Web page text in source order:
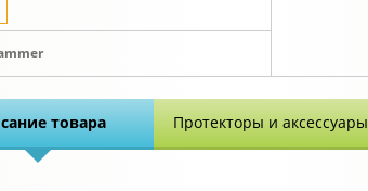
товара Протекторы и аксессуары